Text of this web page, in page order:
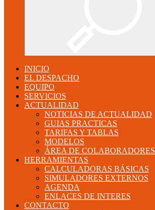
INICIO
EL DESPACHO
EQUIPO
SERVICIOS
ACTUALIDAD
NOTICIAS DE ACTUALIDAD
GUIAS PRACTICAS
TARIFAS Y TABLAS
MODELOS
ÁREA DE COLABORADORES
HERRAMIENTAS
CALCULADORAS BÁSICAS
SIMULADORES EXTERNOS
AGENDA
ENLACES DE INTERES
CONTACTO